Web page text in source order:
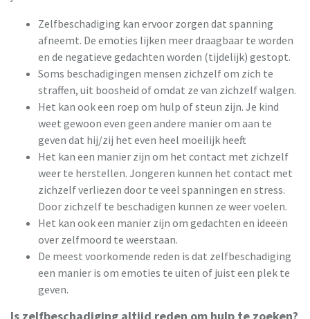
Zelfbeschadiging kan ervoor zorgen dat spanning
afneemt. De emoties lijken meer draagbaar te worden
en de negatieve gedachten worden (tijdelijk) gestopt.
Soms beschadigingen mensen zichzelf om zich te
straffen, uit boosheid of omdat ze van zichzelf walgen.
Het kan ook een roep om hulp of steun zijn. Je kind
weet gewoon even geen andere manier om aan te
geven dat hij/zij het even heel moeilijk heeft.
Het kan een manier zijn om het contact met zichzelf
weer te herstellen. Jongeren kunnen het contact met
zichzelf verliezen door te veel spanningen en stress.
Door zichzelf te beschadigen kunnen ze weer voelen.
Het kan ook een manier zijn om gedachten en ideeën
over zelfmoord te weerstaan.
De meest voorkomende reden is dat zelfbeschadiging
een manier is om emoties te uiten of juist een plek te
geven.